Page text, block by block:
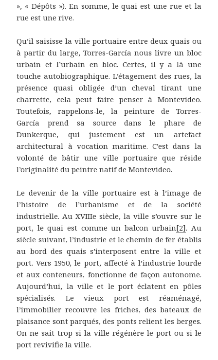
», « Dépôts »). En somme, le quai est une rue et la
rue est une rive.
Qu’il saisisse la ville portuaire entre deux quais ou
à partir du large, Torres-García nous livre un bloc
urbain et l’urbain en bloc. Certes, il y a là une
touche autobiographique. L’étagement des rues, la
présence quasi obligée d’un cheval tirant une
charrette, cela peut faire penser à Montevideo.
Toutefois, rappelons-le, la peinture de Torres-
García prend sa source dans le phare de
Dunkerque, qui justement est un artefact
architectural à vocation maritime. C’est dans la
volonté de bâtir une ville portuaire que réside
l’originalité du peintre natif de Montevideo.
Le devenir de la ville portuaire est à l’image de
l’histoire de l’urbanisme et de la société
industrielle. Au XVIIIe siècle, la ville s’ouvre sur le
port, le quai est comme un balcon urbain[2]. Au
siècle suivant, l’industrie et le chemin de fer établis
au bord des quais s’interposent entre la ville et
port. Vers 1950, le port, affecté à l’industrie lourde
et aux conteneurs, fonctionne de façon autonome.
Aujourd’hui, la ville et le port éclatent en pôles
spécialisés. Le vieux port est réaménagé,
l’immobilier recouvre les friches, des bateaux de
plaisance sont parqués, des ponts relient les berges.
On ne sait trop si la ville régénère le port ou si le
port revivifie la ville.